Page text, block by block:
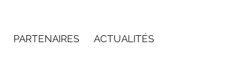
PARTENAIRES ACTUALITÉS